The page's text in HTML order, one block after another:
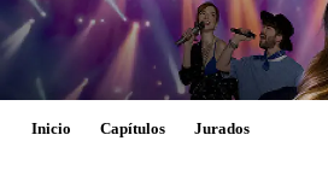
Inicio Capítulos Jurados